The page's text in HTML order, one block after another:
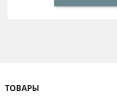
ТОВАРЫ